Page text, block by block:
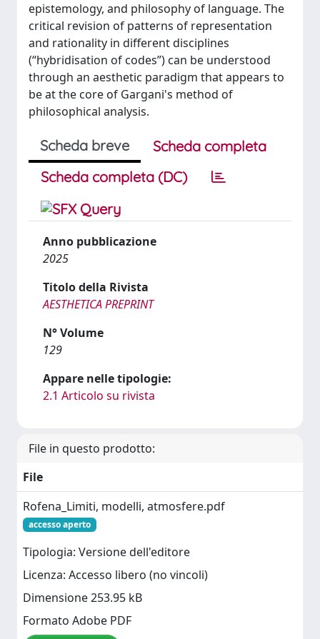
epistemology, and philosophy of language. The
critical revision of patterns of representation
and rationality in different disciplines
(“hybridisation of codes”) can be understood
through an aesthetic paradigm that appears to
be at the core of Gargani's method of
philosophical analysis.
Scheda breve
Scheda completa
Scheda completa (DC)
Anno pubblicazione
2025
Titolo della Rivista
AESTHETICA PREPRINT
N° Volume
129
Appare nelle tipologie:
2.1 Articolo su rivista
File in questo prodotto:
File
Rofena_Limiti, modelli, atmosfere.pdf
accesso aperto
Tipologia: Versione dell'editore
Licenza: Accesso libero (no vincoli)
Dimensione 253.95 kB
Formato Adobe PDF